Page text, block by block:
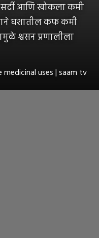
आणि खोकला कमी
घशातील कफ कमी
श्वसन प्रणालीला
medicinal uses | saam tv